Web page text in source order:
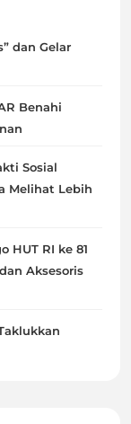
dan Gelar
Benahi
Sosial
Melihat Lebih
HUT RI ke 81
Aksesoris